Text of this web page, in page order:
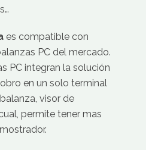
es compatible con
PC del mercado.
PC integran la solución
en un solo terminal
visor de
permite tener mas